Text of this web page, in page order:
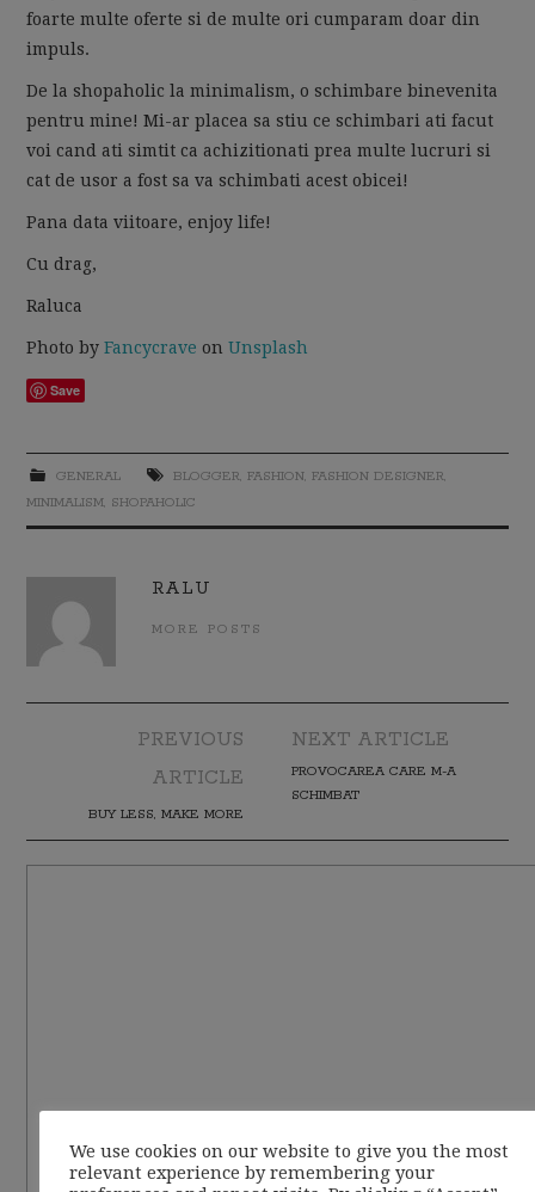
foarte multe oferte si de multe ori cumparam doar din
impuls.
De la shopaholic la minimalism, o schimbare binevenita
pentru mine! Mi-ar placea sa stiu ce schimbari ati facut
voi cand ati simtit ca achizitionati prea multe lucruri si
cat de usor a fost sa va schimbati acest obicei!
Pana data viitoare, enjoy life!
Cu drag,
Raluca
Photo byFancycrave onUnsplash
Save
GENERAL BLOGGER, FASHION, FASHION DESIGNER,
MINIMALISM, SHOPAHOLIC
RALU
MORE POSTS
Post navigation
PREVIOUS
ARTICLE
BUY LESS, MAKE MORE
NEXT ARTICLE
PROVOCAREA CARE M-A
SCHIMBAT
We use cookies on our website to give you the most
relevant experience by remembering your